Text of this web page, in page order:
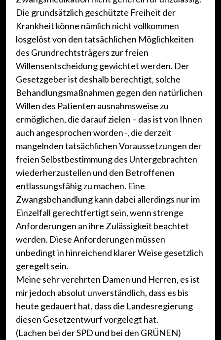
Die grundsätzlich geschützte Freiheit der
Krankheit könne nämlich nicht vollkommen
losgelöst von den tatsächlichen Möglichkeiten
des Grundrechtsträgers zur freien
Willensentscheidung gewichtet werden. Der
Gesetzgeber ist deshalb berechtigt, solche
Behandlungsmaßnahmen gegen den natürlichen
Willen des Patienten ausnahmsweise zu
ermöglichen, die darauf zielen – das ist von Ihnen
auch angesprochen worden -, die derzeit
mangelnden tatsächlichen Voraussetzungen der
freien Selbstbestimmung des Untergebrachten
wiederherzustellen und den Betroffenen
entlassungsfähig zu machen. Eine
Zwangsbehandlung kann dabei allerdings nur im
Einzelfall gerechtfertigt sein, wenn strenge
Anforderungen an ihre Zulässigkeit beachtet
werden. Diese Anforderungen müssen
unbedingt in hinreichend klarer Weise gesetzlich
geregelt sein.
Meine sehr verehrten Damen und Herren, es ist
mir jedoch absolut unverständlich, dass es bis
heute gedauert hat, dass die Landesregierung
diesen Gesetzentwurf vorgelegt hat.
(Lachen bei der SPD und bei den GRÜNEN)